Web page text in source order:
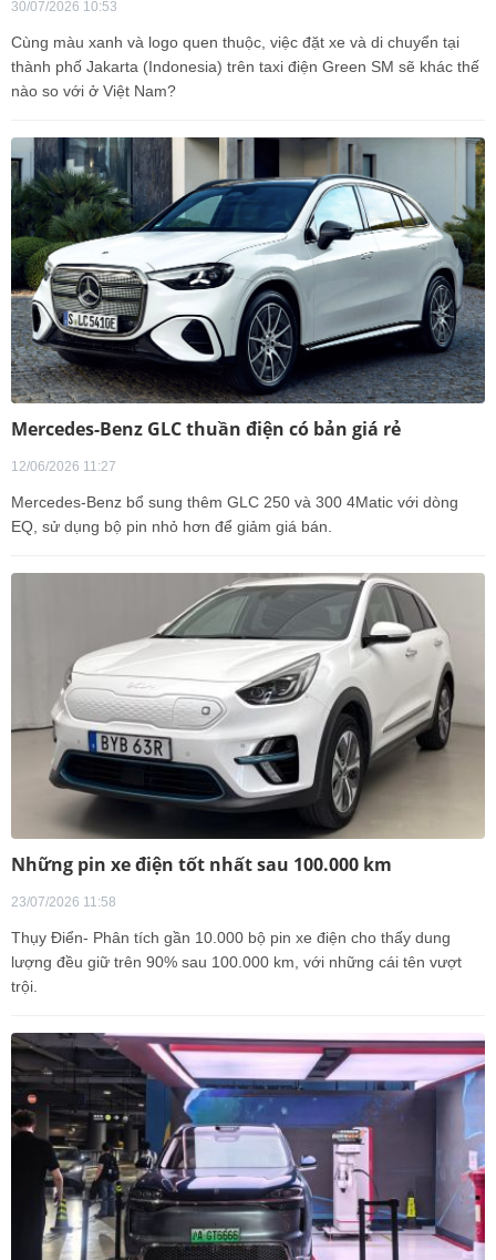
30/07/2026 10:53
Cùng màu xanh và logo quen thuộc, việc đặt xe và di chuyển tại
thành phố Jakarta (Indonesia) trên taxi điện Green SM sẽ khác thế
nào so với ở Việt Nam?
Mercedes-Benz GLC thuần điện có bản giá rẻ
12/06/2026 11:27
Mercedes-Benz bổ sung thêm GLC 250 và 300 4Matic với dòng
EQ, sử dụng bộ pin nhỏ hơn để giảm giá bán.
Những pin xe điện tốt nhất sau 100.000 km
23/07/2026 11:58
Thụy Điển- Phân tích gần 10.000 bộ pin xe điện cho thấy dung
lượng đều giữ trên 90% sau 100.000 km, với những cái tên vượt
trội.